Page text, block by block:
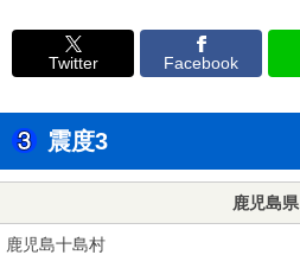
Twitter Facebook
震度3
鹿児島県
鹿児島十島村